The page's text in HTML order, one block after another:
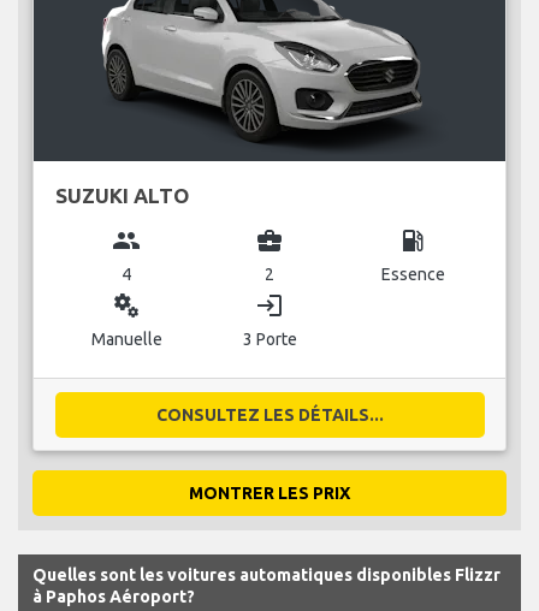
SUZUKI ALTO
group
4
business_center
2
local_gas_station
Essence
miscellaneous_services
Manuelle
login
3 Porte
CONSULTEZ LES DÉTAILS...
MONTRER LES PRIX
Quelles sont les voitures automatiques disponibles Flizzr
à Paphos Aéroport?